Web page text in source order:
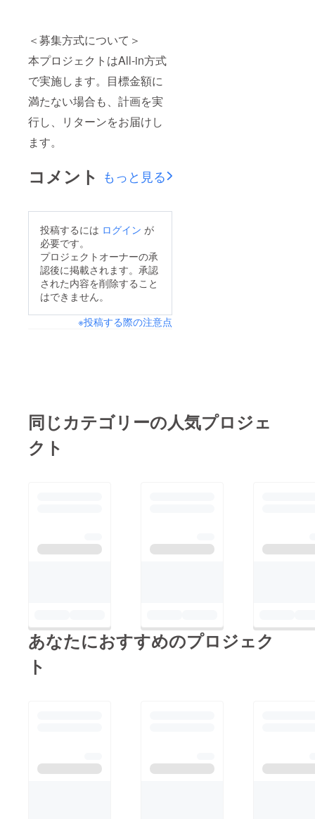
＜募集方式について＞
本プロジェクトはAll-in方式
で実施します。目標金額に
満たない場合も、計画を実
行し、リターンをお届けし
ます。
コメント もっと見る
投稿するには ログイン が
必要です。
プロジェクトオーナーの承
認後に掲載されます。承認
された内容を削除すること
はできません。
※投稿する際の注意点
同じカテゴリーの人気プロジェ
クト
あなたにおすすめのプロジェク
ト